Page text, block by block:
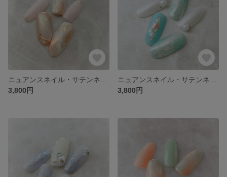
3,800円
3,800円